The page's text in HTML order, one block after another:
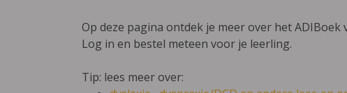
Op deze pagina ontdek je meer over het ADIBoek
Log in en bestel meteen voor je leerling.
Tip: lees meer over: